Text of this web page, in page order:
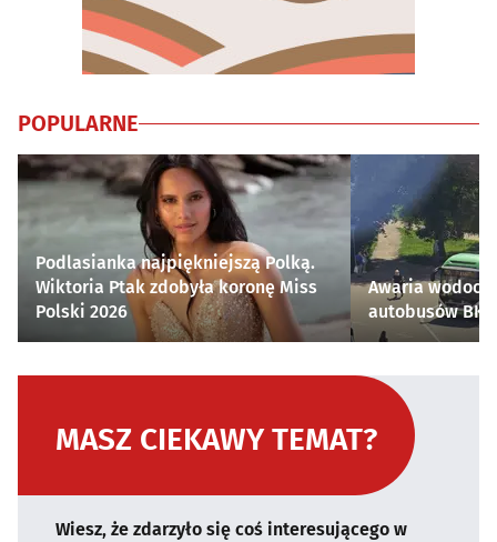
POPULARNE
Podlasianka najpiękniejszą Polką.
Wiktoria Ptak zdobyła koronę Miss
Polski 2026
Awaria
autobusów
MASZ CIEKAWY TEMAT?
Wiesz, że zdarzyło się coś interesującego w